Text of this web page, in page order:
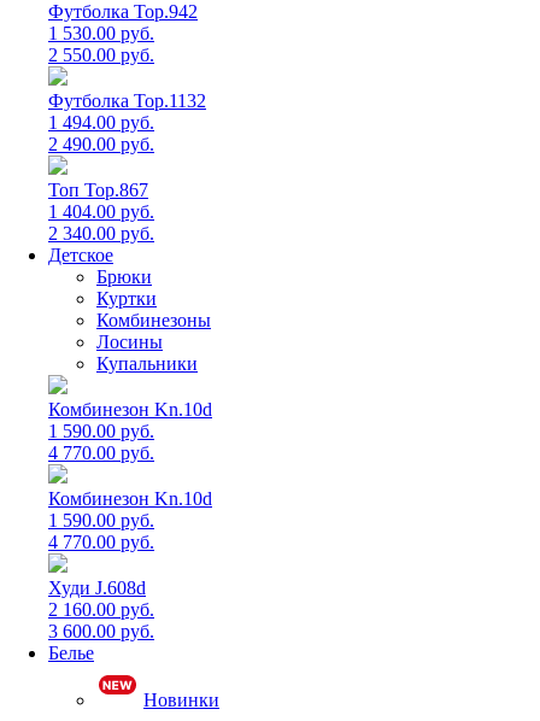
Футболка Top.942
1 530.00 руб.
2 550.00 руб.
Футболка Top.1132
1 494.00 руб.
2 490.00 руб.
Топ Top.867
1 404.00 руб.
2 340.00 руб.
Детское
Брюки
Куртки
Комбинезоны
Лосины
Купальники
Комбинезон Kn.10d
1 590.00 руб.
4 770.00 руб.
Комбинезон Kn.10d
1 590.00 руб.
4 770.00 руб.
Худи J.608d
2 160.00 руб.
3 600.00 руб.
Белье
Новинки